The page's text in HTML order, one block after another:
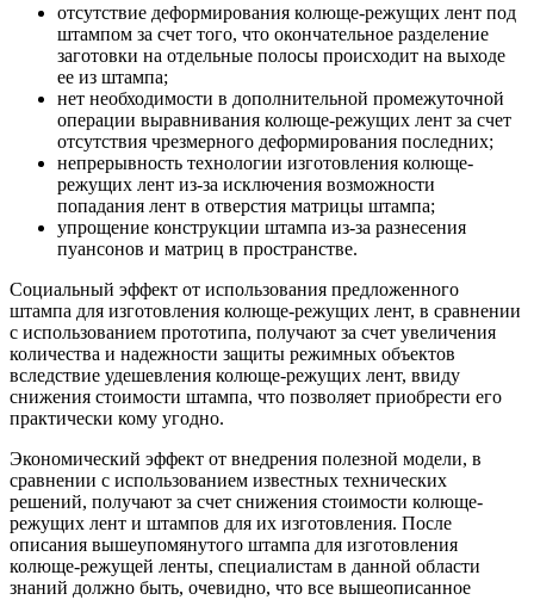
отсутствие деформирования колюще-режущих лент под
штампом за счет того, что окончательное разделение
заготовки на отдельные полосы происходит на выходе
ее из штампа;
нет необходимости в дополнительной промежуточной
операции выравнивания колюще-режущих лент за счет
отсутствия чрезмерного деформирования последних;
непрерывность технологии изготовления колюще-
режущих лент из-за исключения возможности
попадания лент в отверстия матрицы штампа;
упрощение конструкции штампа из-за разнесения
пуансонов и матриц в пространстве.
Социальный эффект от использования предложенного
штампа для изготовления колюще-режущих лент, в сравнении
с использованием прототипа, получают за счет увеличения
количества и надежности защиты режимных объектов
вследствие удешевления колюще-режущих лент, ввиду
снижения стоимости штампа, что позволяет приобрести его
практически кому угодно.
Экономический эффект от внедрения полезной модели, в
сравнении с использованием известных технических
решений, получают за счет снижения стоимости колюще-
режущих лент и штампов для их изготовления. После
описания вышеупомянутого штампа для изготовления
колюще-режущей ленты, специалистам в данной области
знаний должно быть, очевидно, что все вышеописанное